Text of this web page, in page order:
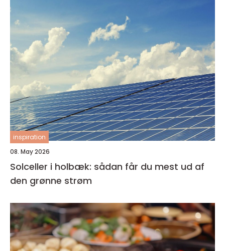
inspiration
08. May 2026
Solceller i holbæk: sådan får du mest ud af
den grønne strøm